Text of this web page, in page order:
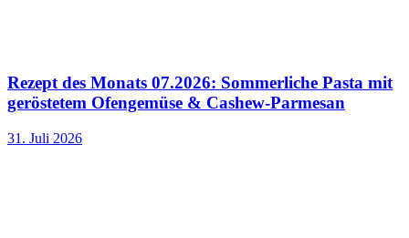
Rezept des Monats 07.2026: Sommerliche Pasta mit
geröstetem Ofengemüse & Cashew-Parmesan
31. Juli 2026